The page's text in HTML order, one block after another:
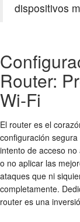
dispositivos
Router:
Wi-Fi
El router es el
configuración segura
intento de acceso no
o no aplicar las
ataques que ni
completamente.
router es una